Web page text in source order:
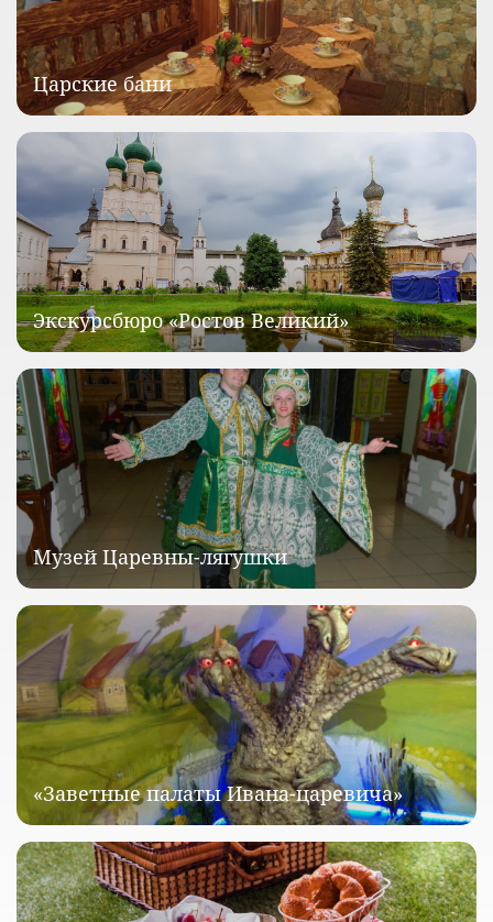
Царские бани
Экскурсбюро «Ростов Великий»
Музей Царевны-лягушки
«Заветные палаты Ивана-царевича»